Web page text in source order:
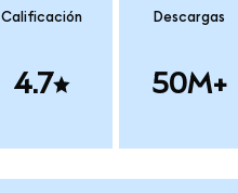
Calificación
4.7
Descargas
50M+